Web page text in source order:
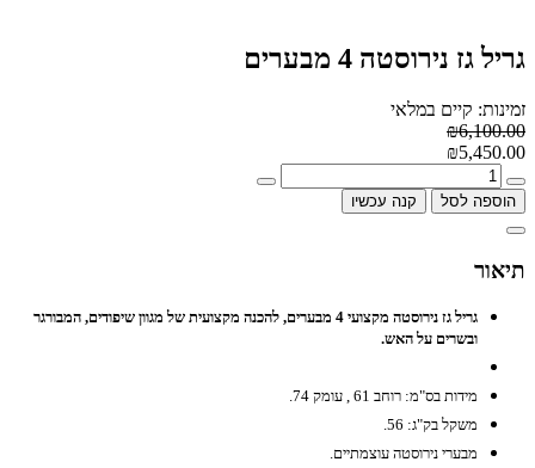
גריל גז נירוסטה 4 מבערים
זמינות: קיים במלאי
₪6,100.00
₪5,450.00
הוספה לסל קנה עכשיו
תיאור
גריל גז נירוסטה מקצועי 4 מבערים, להכנה מקצועית של מגוון שיפודים, המבורגר
ובשרים על האש.
מידות בס"מ: רוחב 61 , עומק 74.
משקל בק"ג: 56.
מבערי נירוסטה עוצמתיים.